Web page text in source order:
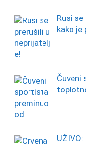
Rusi
kako je
Čuveni
UŽIVO: